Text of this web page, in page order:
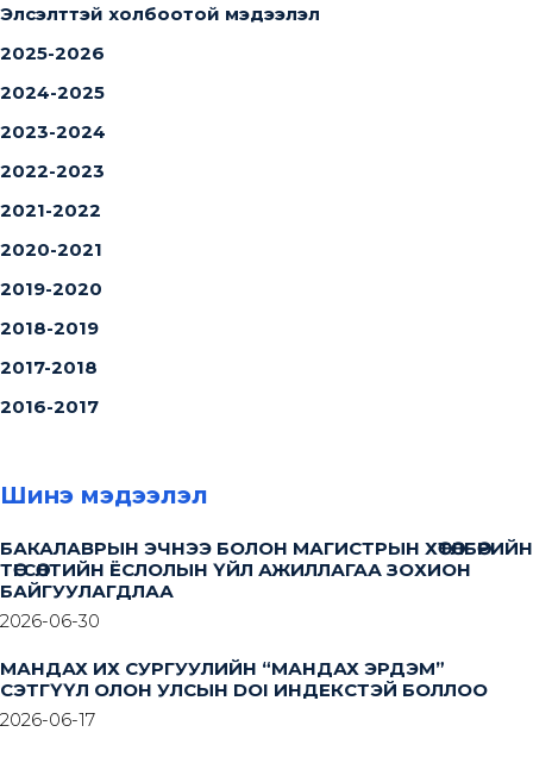
Элсэлттэй холбоотой мэдээлэл
2025-2026
2024-2025
2023-2024
2022-2023
2021-2022
2020-2021
2019-2020
2018-2019
2017-2018
2016-2017
Шинэ мэдээлэл
БАКАЛАВРЫН ЭЧНЭЭ БОЛОН МАГИСТРЫН ХӨТӨЛБӨРИЙН
ТӨГСӨЛТИЙН ЁСЛОЛЫН ҮЙЛ АЖИЛЛАГАА ЗОХИОН
БАЙГУУЛАГДЛАА
2026-06-30
МАНДАХ ИХ СУРГУУЛИЙН “МАНДАХ ЭРДЭМ”
СЭТГҮҮЛ ОЛОН УЛСЫН DOI ИНДЕКСТЭЙ БОЛЛОО
2026-06-17